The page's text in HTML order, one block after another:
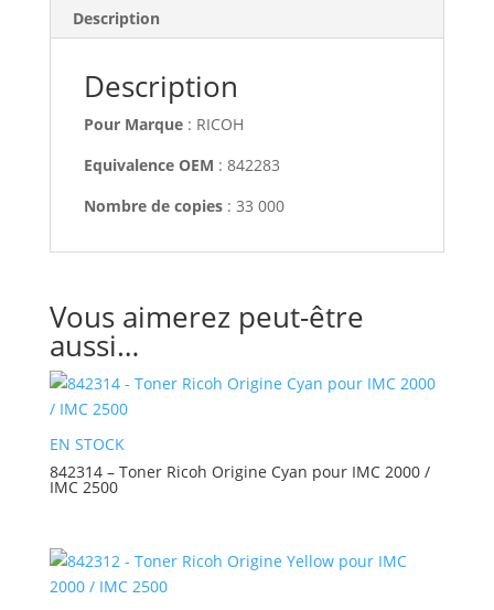
Description
Description
Pour Marque: RICOH
Equivalence OEM : 842283
Nombre de copies: 33 000
Vous aimerez peut-être
aussi…
EN STOCK
842314 – Toner Ricoh Origine Cyan pour IMC 2000 /
IMC 2500